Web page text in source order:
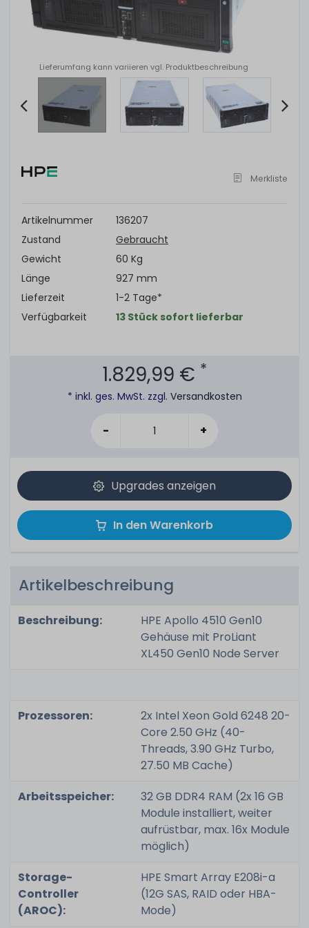
Lieferumfang kann variieren vgl. Produktbeschreibung
of
Merkliste
Artikelnummer
136207
Zustand
Gebraucht
Gewicht
60 Kg
Länge
927 mm
Lieferzeit
1-2 Tage*
Verfügbarkeit
13 Stück sofort lieferbar
1.829,99 € *
* inkl. ges. MwSt. zzgl. Versandkosten
- +
Upgrades anzeigen
In den Warenkorb
Artikelbeschreibung
Beschreibung:
HPE Apollo 4510 Gen10
Gehäuse mit ProLiant
XL450 Gen10 Node Server
Prozessoren:
2x Intel Xeon Gold 6248 20-
Core 2.50 GHz (40-
Threads, 3.90 GHz Turbo,
27.50 MB Cache)
Arbeitsspeicher:
32 GB DDR4 RAM (2x 16 GB
Module installiert, weiter
aufrüstbar, max. 16x Module
möglich)
Storage-
Controller
(AROC):
HPE Smart Array E208i-a
(12G SAS, RAID oder HBA-
Mode)